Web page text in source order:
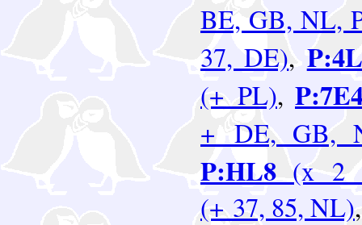
BE, GB, NL,
37, DE),
(+ PL),
+ DE, GB,
P:HL8 (x 2
(+ 37, 85, NL),